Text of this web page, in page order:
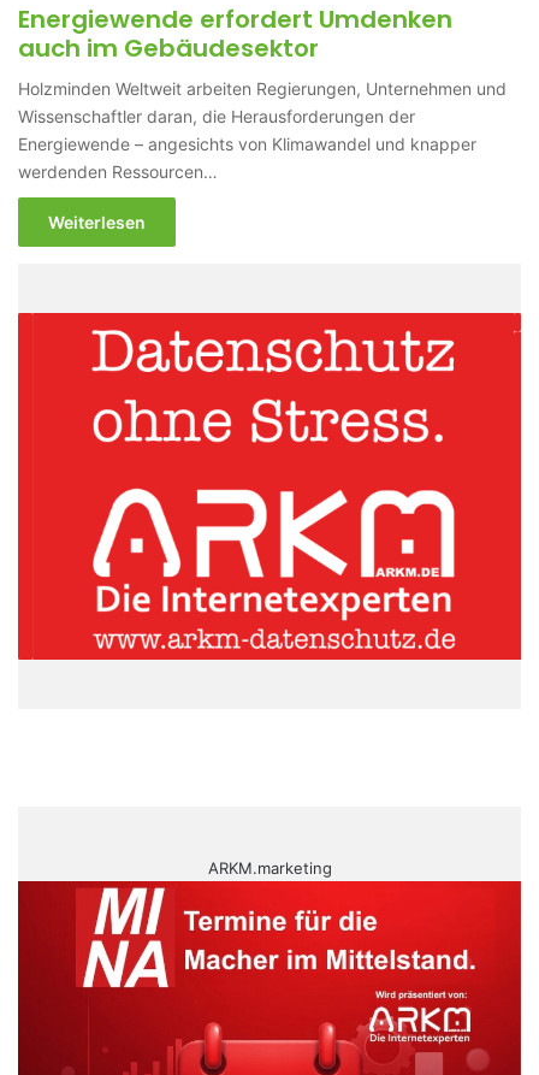
Energiewende erfordert Umdenken
auch im Gebäudesektor
Holzminden Weltweit arbeiten Regierungen, Unternehmen und
Wissenschaftler daran, die Herausforderungen der
Energiewende – angesichts von Klimawandel und knapper
werdenden Ressourcen…
Weiterlesen
ARKM.marketing